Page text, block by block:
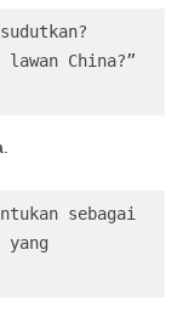
lawan China?”
sebagai